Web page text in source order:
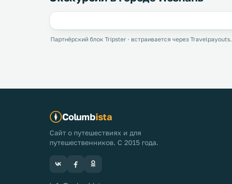
Партнёрский блок Tripster · встраивается через Travelpayouts.
Columbista
Сайт о путешествиях и для
путешественников. С 2015 года.